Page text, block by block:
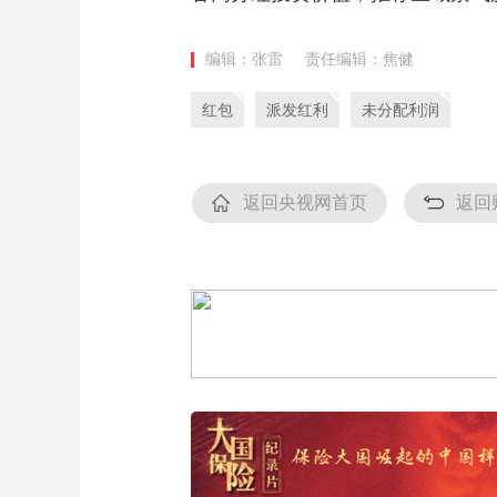
编辑：张雷 责任编辑：焦健
红包 派发红利 未分配利润
返回央视网首页 返回